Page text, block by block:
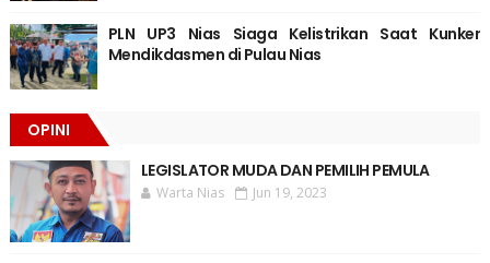
PLN UP3 Nias Siaga Kelistrikan Saat Kunker
Mendikdasmen di Pulau Nias
OPINI
LEGISLATOR MUDA DAN PEMILIH PEMULA
Warta Nias Jun 19, 2023